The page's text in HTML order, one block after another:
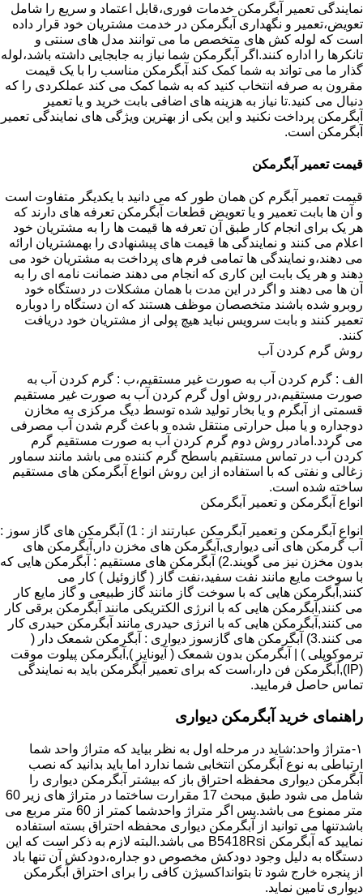
نمایندگی تعمیر آبگرمکن خدمات فوری،قابل اعتماد و سریع را شامل
تعویض،تعمیر و نگهداری آبگرمکن در خدمت مشتریان خود قرار داده
است که لوله کش های متخصص ما می توانند مدل های سنتی و
تانکرها را اداره کنند.اگر آبگرمکن شما نیاز به جابجایی داشته باشد،لوله
گذار ما می تواند به شما کمک کند آبگرمکن مناسب را با یک قیمت
مقرون به صرفه انتخاب کنید که به شما کمک می کند عملکردی را که
دنبال می کنید.تا نیاز به هزینه های اضافی بابت خرید و یا تعمیر
آبگرمکن پرداخت نکنید و این یکی از بهترین ویژگی های نمایندگی تعمیر
آبگرمکن است.
قیمت تعمیر آبگرمکن
قیمت تعمیر آبگرم کن همان طور که می دانید با یکدیگر متفاوت است
و آن ها بابت تعمیر و یا تعویض قطعات آبگرمکن تعرفه های دارند که
هر یک برای انجام کار طبق آن تعرفه ها قیمت ها را به مشتریان خود
اعلام می کنند و نمایندگی ها قیمت های پیشنهادی را بهمشتریان ارائه
می دهند،و نمایندگی ها تمامی فرم های پرداخت به مشتریان خود می
دهند و هر یک بابت این کاری که انجام می دهند ضمانت نامه ای را به
آن ها می دهند و اگر در این مدت با همان مشکلات در دستگاه خود
روبرو شده باشند متخصصان موظف هستند که ان دستگاه را دوباره
تعمیر کنند و بابت سرویس نباید هیچ پولی از مشتریان خود دریافت
کنند.
روش گرم کردن آب
الف : گرم کردن آب به صورت غیر مستقیم،ب : گرم کردن آب به
صورت مستقیم،در روش اول گرم کردن آب به صورت غیر مستقیم
قسمتی از آبگرم و یا بخار تولید شده توسط دیگ مرکزی به مخازن
دوجداره و یا مبل حرارتی منتقل شده و باعث گرم شدن آب مصرفی
می گردد.امادر روش دوم گرم کردن آب به صورت مستقیم گرم
کردن آب در تماس مستقیم باسطح گرم کننده می باشد مانند سماور
زغالی و نفتی که با استفاده از این روش انواع آبگرمکن های مستقیم
ساخته شده است.
انواع آبگرمکن و تعمیر آبگرمکن
انواع آبگرمکن و تعمیر آبگرمکن عبارتند از : 1) آبگرمکن های گاز سوز :
آب گرمکن های آنی دیواری,آبگرمکن های مخزن دار,آبگرمکن های
بدون مخزن نیز می گویند.2) آبگرمکن های مستقیم : آبگرمکن هایی که
با سوخت مایع مانند نفت سفید،نفت گاز ( گازوئیل ) کار می
کنند,آبگرمکن هایی که با سوخت گاز مانند گاز طبیعی و گاز مایع کار
می کنند,آبگرمکن هایی که با انرژی الکتریکی مانند آبگرمکن برقی کار
می کنند,آبگرمکن هایی که با انرژی حیدری مانند آبگرمکن حیدری کار
می کنند.3) آبگرمکن های گازسوز دیواری : آبگرمکن شمعک دار (
ترموکوپلی ) | آبگرمکن بدون شمعک ( آیونایز ),آبگرمکن پیلوت موقت
(IP),آبگرمکن فن دار،است که برای تعمیر آبگرمکن باید به نمایندگی
تماس حاصل فرمایید.
راهنمای خرید آبگرمکن دیواری
۱-متراژ واحد:شاید در مرحله اول به نظر بیاید که متراژ واحد شما
ارتباطی به نوع آبگرمکن انتخابی شما ندارد اما باید بدانید که نصب
آبگرمکن دیواری محفظه احتراق باز که بیشتر آبگرمکن دیواری را
شامل می شود طبق مبحث 17 مقرارت ساختما در متراژ های زیر 60
متر ممنوع می باشد.پس اگر متراژ واحدشما کمتر از 60 متر مربع می
باشدتنها می توانید از آبگرمکن دیواری محفظه احتراق بسته استفاده
نمایید که آبگرمکن B5418Rsi می باشد.البته لازم به ذکر است که این
دستگاه به دلیل وجود دودکش مخصوص دو جداره،دودکش آن تنها باد
از پنجره خارج شود تا بتوانداکسیژن کافی را برای احتراق آبگرمکن
دیواری تامین نماید.